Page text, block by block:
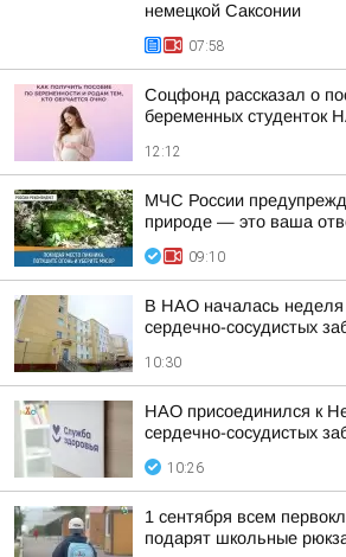
немецкой Саксонии
07:58
Соцфонд рассказал о
беременных студенток
12:12
МЧС России
природе — это ваша
09:10
В НАО началась неделя
сердечно-сосудистых
10:30
НАО присоединился к
сердечно-сосудистых
10:26
1 сентября всем
подарят школьные